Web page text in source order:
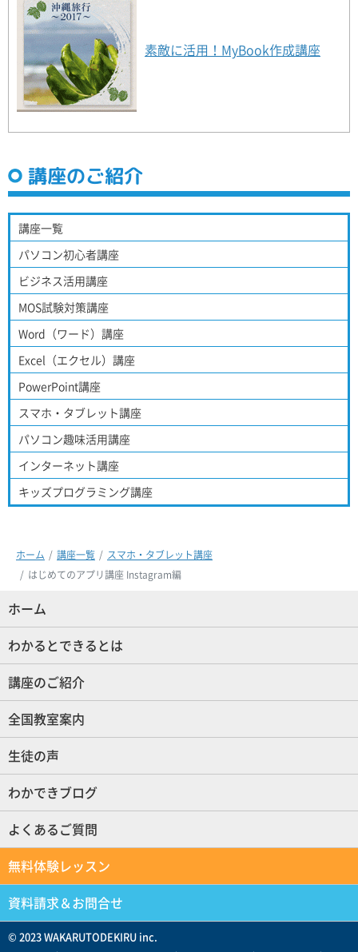
素敵に活用！MyBook作成講座
講座のご紹介
講座一覧
パソコン初心者講座
ビジネス活用講座
MOS試験対策講座
Word（ワード）講座
Excel（エクセル）講座
PowerPoint講座
スマホ・タブレット講座
パソコン趣味活用講座
インターネット講座
キッズプログラミング講座
ホーム 講座一覧
スマホ・タブレット講座
はじめてのアプリ講座 Instagram編
ホーム
わかるとできるとは
講座のご紹介
全国教室案内
生徒の声
わかできブログ
よくあるご質問
無料体験レッスン
資料請求＆お問合せ
© 2023 WAKARUTODEKIRU inc.